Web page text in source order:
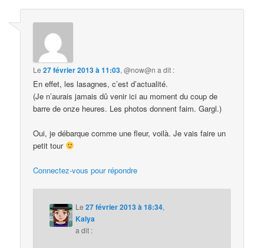
Le27 février 2013 à 11:03,@now@n a dit :
En effet, les lasagnes, c’est d’actualité.
(Je n’aurais jamais dû venir ici au moment du coup de
barre de onze heures. Les photos donnent faim. Gargl.)
Oui, je débarque comme une fleur, voilà. Je vais faire un
petit tour
Connectez-vous pour répondre
Le27 février 2013 à 18:34,
Kalya
a dit :